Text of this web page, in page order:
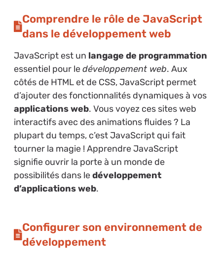
Comprendre le rôle de JavaScript
dans le développement web
JavaScript est un langage de programmation
essentiel pour ledéveloppement web. Aux
côtés de HTML et de CSS, JavaScript permet
d’ajouter des fonctionnalités dynamiques à vos
applications web. Vous voyez ces sites web
interactifs avec des animations fluides ? La
plupart du temps, c’est JavaScript qui fait
tourner la magie ! Apprendre JavaScript
signifie ouvrir la porte à un monde de
possibilités dans ledéveloppement
d’applications web.
Configurer son environnement de
développement